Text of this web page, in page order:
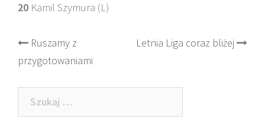
20 Kamil Szymura (L)
Post
navigation
Ruszamy z
przygotowaniami
Letnia Liga coraz bliżej
Szukaj: